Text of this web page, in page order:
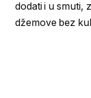
dodati i u smuti,
džemove bez